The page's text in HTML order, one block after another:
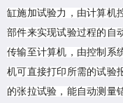
缸施加试验力，由计算机
部件来实现试验过程的自
传输至计算机，由控制系
机可直接打印所需的试验
的张拉试验，能自动测量